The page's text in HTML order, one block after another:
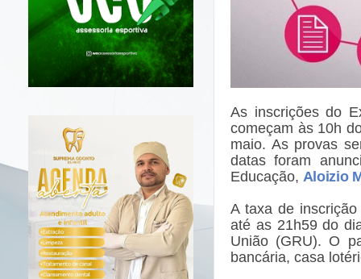
As inscrições do
começam às 10h
maio. As provas
datas foram
Educação, Aloizio
A taxa de
até as 21h59 do
União (GRU). O
bancária, casa